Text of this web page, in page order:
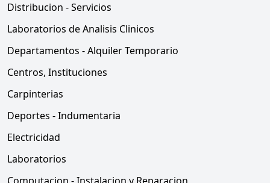
Distribucion - Servicios
Laboratorios de Analisis Clinicos
Departamentos - Alquiler Temporario
Centros, Instituciones
Carpinterias
Deportes - Indumentaria
Electricidad
Laboratorios